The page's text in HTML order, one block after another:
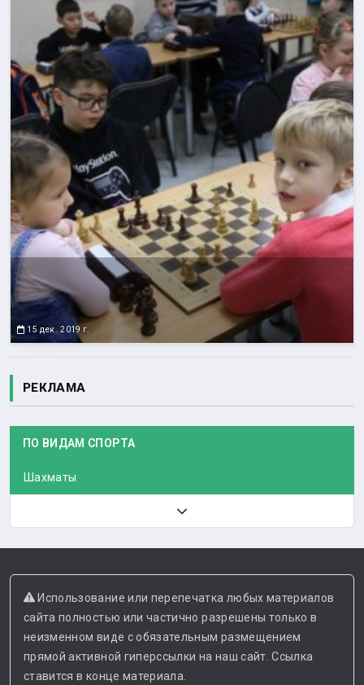
15 дек. 2019 г.
РЕКЛАМА
ПО ВИДАМ СПОРТА
Шахматы
Использование или перепечатка любых материалов
сайта полностью или частично разрешены только в
неизменном виде с обязательным размещением
прямой активной гиперссылки на наш сайт. Ссылка
ставится в конце материала.